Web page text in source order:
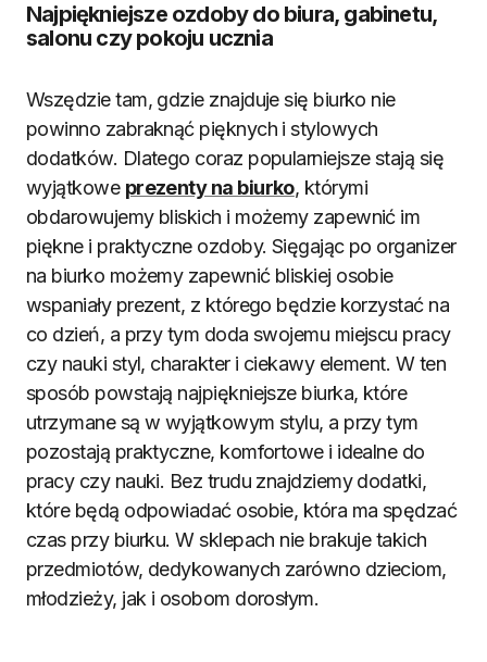
Najpiękniejsze ozdoby do biura, gabinetu,
salonu czy pokoju ucznia
Wszędzie tam, gdzie znajduje się biurko nie
powinno zabraknąć pięknych i stylowych
dodatków. Dlatego coraz popularniejsze stają się
wyjątkowe prezenty na biurko, którymi
obdarowujemy bliskich i możemy zapewnić im
piękne i praktyczne ozdoby. Sięgając po organizer
na biurko możemy zapewnić bliskiej osobie
wspaniały prezent, z którego będzie korzystać na
co dzień, a przy tym doda swojemu miejscu pracy
czy nauki styl, charakter i ciekawy element. W ten
sposób powstają najpiękniejsze biurka, które
utrzymane są w wyjątkowym stylu, a przy tym
pozostają praktyczne, komfortowe i idealne do
pracy czy nauki. Bez trudu znajdziemy dodatki,
które będą odpowiadać osobie, która ma spędzać
czas przy biurku. W sklepach nie brakuje takich
przedmiotów, dedykowanych zarówno dzieciom,
młodzieży, jak i osobom dorosłym.